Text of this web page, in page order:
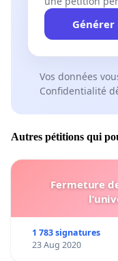
Vos données
Confidentialité
Autres pétitions qui
Fermeture
1 783 signatures
23 Aug 2020